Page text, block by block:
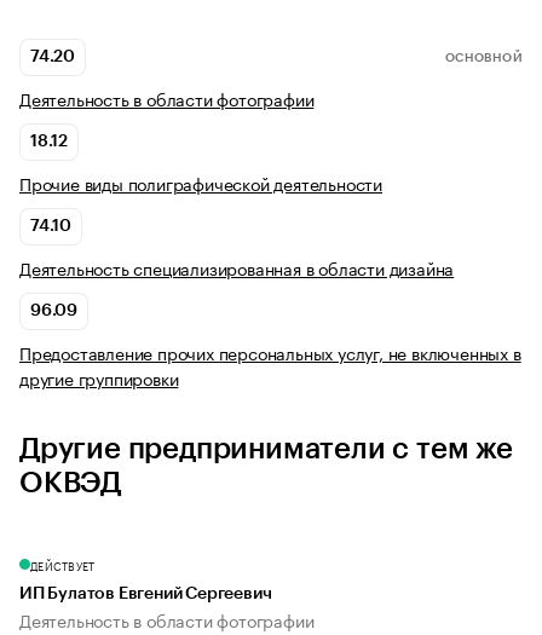
74.20 ОСНОВНОЙ
Деятельность в области фотографии
18.12
Прочие виды полиграфической деятельности
74.10
Деятельность специализированная в области дизайна
96.09
Предоставление прочих персональных услуг, не включенных в
другие группировки
Другие предприниматели с тем же
ОКВЭД
ДЕЙСТВУЕТ
ИП Булатов Евгений Сергеевич
Деятельность в области фотографии